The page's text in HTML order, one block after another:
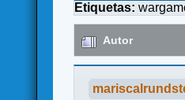
Etiquetas:
Autor